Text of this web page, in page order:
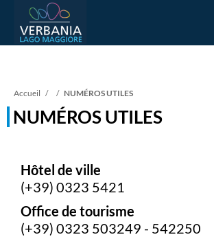
Comment se rendre
Météo
Besoin d'aide?
Accédez au site officiel
Fil
Accueil NUMÉROS UTILES
NUMÉROS UTILES
Hôtel de ville
(+39) 0323 5421
Office de tourisme
(+39) 0323 503249 - 542250